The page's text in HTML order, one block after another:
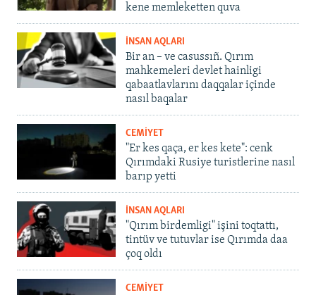
kene memleketten quva
İNSAN AQLARI
Bir an – ve casussıñ. Qırım
mahkemeleri devlet hainligi
qabaatlavlarını daqqalar içinde
nasıl baqalar
CEMİYET
"Er kes qaça, er kes kete": cenk
Qırımdaki Rusiye turistlerine nasıl
barıp yetti
İNSAN AQLARI
"Qırım birdemligi" işini toqtattı,
tintüv ve tutuvlar ise Qırımda daa
çoq oldı
CEMİYET